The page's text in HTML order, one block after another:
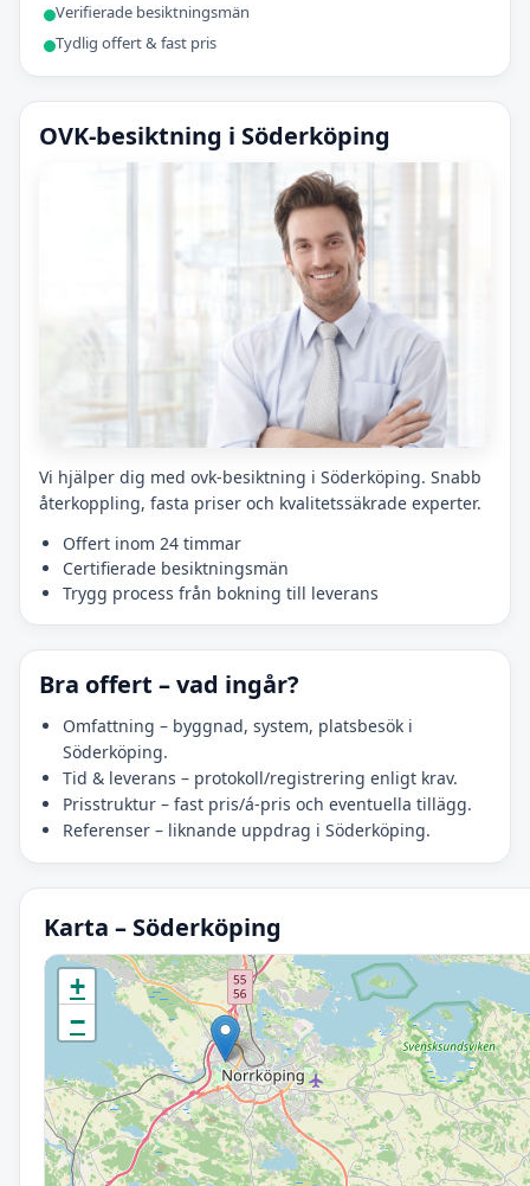
Verifierade besiktningsmän
Tydlig offert & fast pris
OVK-besiktning i Söderköping
Vi hjälper dig med ovk-besiktning i Söderköping. Snabb
återkoppling, fasta priser och kvalitetssäkrade experter.
Offert inom 24 timmar
Certifierade besiktningsmän
Trygg process från bokning till leverans
Bra offert – vad ingår?
Omfattning – byggnad, system, platsbesök i
Söderköping.
Tid & leverans – protokoll/registrering enligt krav.
Prisstruktur – fast pris/á-pris och eventuella tillägg.
Referenser – liknande uppdrag i Söderköping.
Karta – Söderköping
Initierar karta…
+
−